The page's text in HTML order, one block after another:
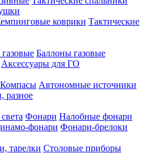
коврики Тактические
Баллоны газовые
Аксессуары для ГО
Компасы Автономные источники
разное
Фонари Налобные фонари
фонари Фонари-брелоки
тарелки Столовые приборы